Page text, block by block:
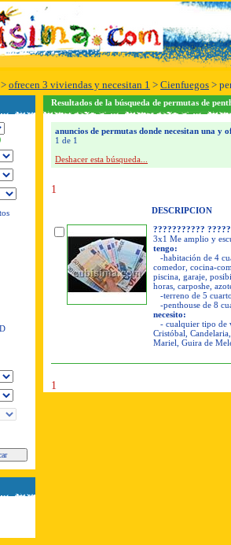
> ofrecen 3 viviendas y necesitan 1 > Cienfuegos >
Resultados de la búsqueda de permutas de
anuncios de permutas donde necesitan una y
1 de 1
Deshacer esta búsqueda...
1
DESCRIPCION
???????????
3x1 Me amplio y
tengo:
-habitación de 4
comedor, cocina-
piscina, garaje,
horas, carposhe,
-terreno de 5
-penthouse de 8
necesito:
- cualquier tipo de
Cristóbal,
Mariel, Guira de
1